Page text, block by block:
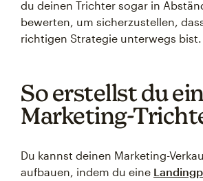
du deinen Trichter sogar in
bewerten, um sicherzustellen,
richtigen Strategie unterwegs bist.
So erstellst du
Marketing-
Du kannst deinen Marketing-
aufbauen, indem du eine